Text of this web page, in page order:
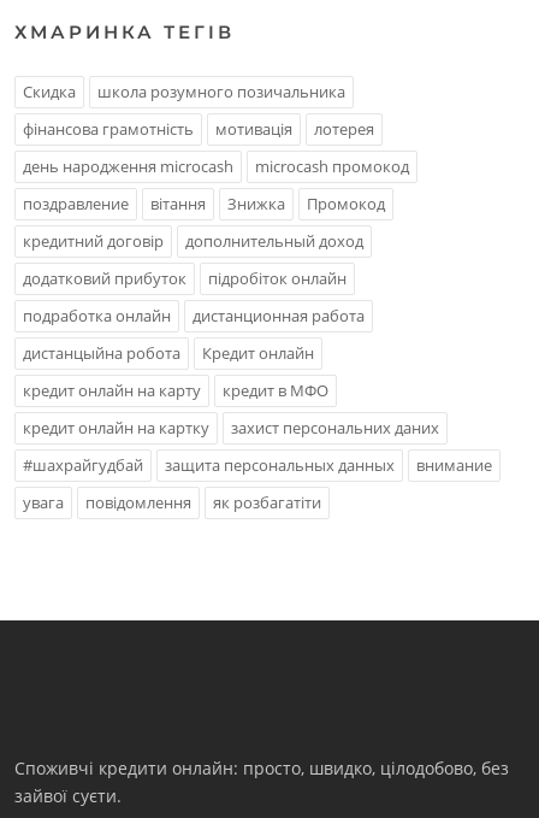
ХМАРИНКА ТЕГIВ
Скидка
школа розумного позичальника
фінансова грамотність
мотивація
лотерея
день народження microcash
microcash промокод
поздравление
вітання Знижка
Промокод
кредитний договір
дополнительный доход
додатковий прибуток
підробіток онлайн
подработка онлайн
дистанционная работа
дистанцыйна робота
Кредит онлайн
кредит онлайн на карту
кредит в МФО
кредит онлайн на картку
захист персональних даних
#шахрайгудбай
защита персональных данных
внимание
увага
повідомлення як розбагатіти
Споживчі кредити онлайн: просто, швидко, цілодобово, без
зайвої суєти.